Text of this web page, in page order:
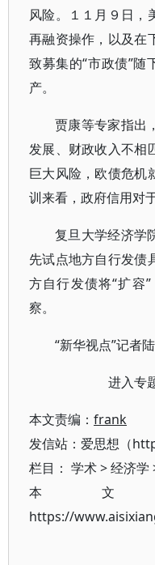
风险。１１月９日，
再融资操作，以及在
致募集的“市政债”随
产。
贾康等专家指出
发展、财政收入不相
巨大风险，欧债危机
训来看，政府信用对
复旦大学经济学
先试点地方自行发债
方自行发债将“扩容
察。
“新华视点”记者
进入专
本文责编： frank
发信站：爱思想（
栏目： 学术>经济学
本文
https://